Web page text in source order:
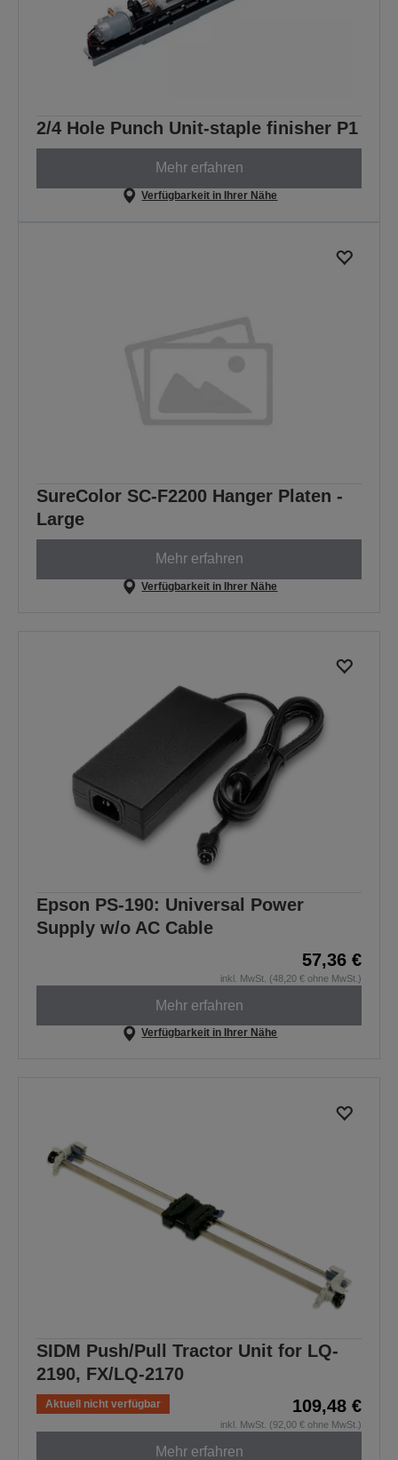
2/4 Hole Punch Unit-staple finisher P1
Mehr erfahren
Verfügbarkeit in Ihrer Nähe
SureColor SC-F2200 Hanger Platen -
Large
Mehr erfahren
Verfügbarkeit in Ihrer Nähe
Epson PS-190: Universal Power
Supply w/o AC Cable
57,36 €
inkl. MwSt. (48,20 € ohne MwSt.)
Mehr erfahren
Verfügbarkeit in Ihrer Nähe
SIDM Push/Pull Tractor Unit for LQ-
2190, FX/LQ-2170
Aktuell nicht verfügbar 109,48 €
inkl. MwSt. (92,00 € ohne MwSt.)
Mehr erfahren